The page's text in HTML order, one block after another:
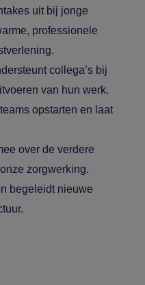
uit bij jonge
professionele
collega’s bij
van hun werk.
opstarten en laat
over de verdere
zorgwerking.
begeleidt nieuwe